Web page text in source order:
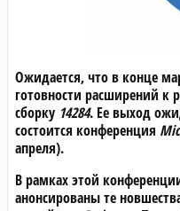
Ожидается, что в конце
готовности расширений к
сборку 14284. Ее выход
состоится конференция
апреля).
В рамках этой
анонсированы те